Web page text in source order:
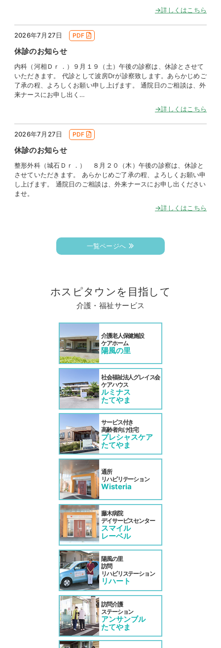
→詳しくはこちら
2026年7月27日 PDF
休診のお知らせ
内科（河相Ｄｒ．）９月１９（土）午後の診察は、休診とさせて
いただきます。 代診として波房Drが診察致します。あらかじめご
了承の程、よろしくお願い申し上げます。 通院日のご相談は、外
来ナースにお申し出く…
→詳しくはこちら
2026年7月27日 PDF
休診のお知らせ
整形外科（城石Ｄｒ．） ８月２０（木）午後の診察は、休診と
させていただきます。 あらかじめご了承の程、よろしくお願い申
し上げます。 通院日のご相談は、外来ナースにお申し出ください
ませ。
→詳しくはこちら
一覧ページへ
ホスピタウンを目指して
介護・福祉サービス
介護老人保健施設
ケアホーム
陽風の里
社会福祉法人グレイス会
ケアハウス
ルミナス
たてやま
サービス付き
高齢者向け住宅
プレシャスケア
たてやま
通所
リハビリテーション
Wisteria
藤⽊病院
デイサービスセンター
スマイル
レーベル
陽風の里
訪問
リハビリステーション
リハート
訪問介護
ステーション
アンサンブル
たてやま